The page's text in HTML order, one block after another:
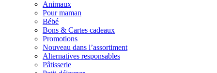
Animaux
Pour maman
Bébé
Bons & Cartes cadeaux
Promotions
Nouveau dans l’assortiment
Alternatives responsables
Pâtisserie